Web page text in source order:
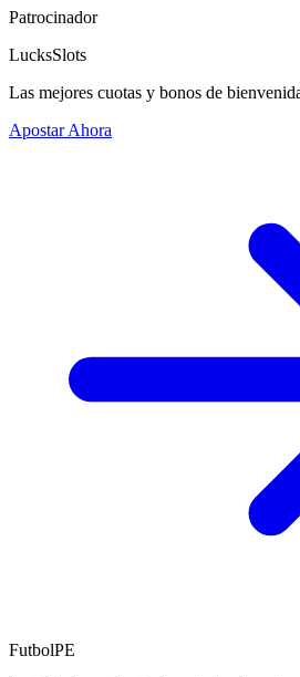
Patrocinador
LucksSlots
Las mejores cuotas y bonos de
Apostar Ahora
FutbolPE